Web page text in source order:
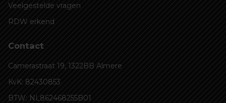
Veelgestelde vragen
RDW erkend
Contact
Camerastraat 19, 1322BB Almere
KvK: 82430853
BTW: NL862468255B01